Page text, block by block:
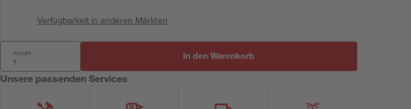
Verfügbarkeit in anderen Märkten
Anzahl: In den Warenkorb
Unsere passenden Services